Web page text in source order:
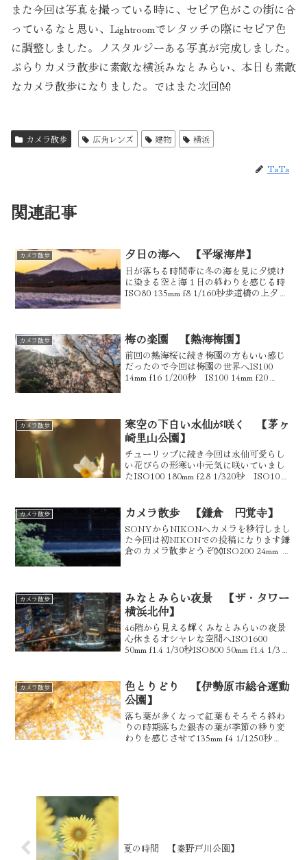
また今回は写真を撮っている時に、セピア色がこの街に合
っているなと思い、Lightroomでレタッチの際にセピア色
に調整しました。ノスタルジーある写真が完成しました。
ぶらりカメラ散歩に素敵な横浜みなとみらい、本日も素敵
なカメラ散歩になりました。ではまた次回👐
カメラ散歩 広角レンズ 建物 横浜
TaTa
関連記事
カメラ散歩 夕日の海へ 【平塚海岸】
日が落ちる時間帯に冬の海を見に夕焼け
に染まる空と海１日の終わりを感じる時
ISO80 135mm f8 1/160秒歩道橋の上夕日
カメラ散歩 梅の楽園 【熱海梅園】
前回の熱海桜に続き梅園の方もいい感じ
だったので今回は梅園の世界へIS100
14mm f16 1/200秒 IS100 14mm f20
カメラ散歩
寒空の下白い水仙が咲く 【茅ヶ
崎里山公園】
チューリップに続き今回は水仙可愛らし
い花びらの形寒い中元気に咲いていまし
たISO100 180mm f2.8 1/320秒 ISO100
カメラ散歩 カメラ散歩 【鎌倉 円覚寺】
SONYからNIKONへカメラを移行しまし
た今回は初NIKONでの投稿になります鎌
倉のカメラ散歩どうぞ👐ISO200 24mm f8
カメラ散歩
みなとみらい夜景 【ザ・タワー
横浜北仲】
46階から見える輝くみなとみらいの夜景
心休まるオシャレな空間へISO1600
50mm f1.4 1/30秒ISO800 50mm f1.4 1/30
50mm...
カメラ散歩
色とりどり 【伊勢原市総合運動
公園】
落ち葉が多くなって紅葉もそろそろ終わ
りの時期落ちた銀杏の葉が季節の移り変
わりを感じさせて135mm f4 1/1250秒
夏の時間 【秦野戸川公園】